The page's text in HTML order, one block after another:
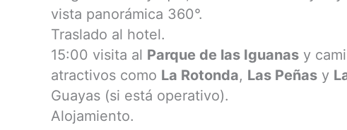
vista panorámica 360°.
Traslado al hotel.
15:00 visita al Parque de las Iguanas y
atractivos como La Rotonda, Las Peñas y
Guayas (si está operativo).
Alojamiento.